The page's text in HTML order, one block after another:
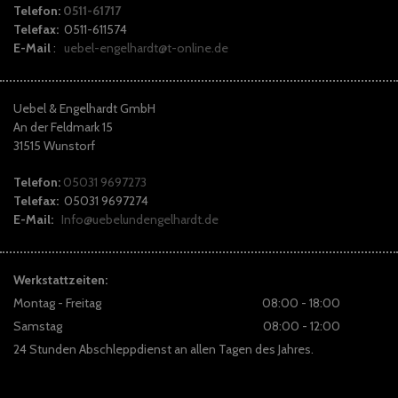
Telefon: 0511-61717
Telefax: 0511-611574
E-Mail: uebel-engelhardt@t-online.de
Uebel & Engelhardt GmbH
An der Feldmark 15
31515 Wunstorf
Telefon: 05031 9697273
Telefax: 05031 9697274
E-Mail: Info@uebelundengelhardt.de
Werkstattzeiten:
Montag - Freitag
08:00 - 18:00
Samstag
08:00 - 12:00
24 Stunden Abschleppdienst an allen Tagen des Jahres.